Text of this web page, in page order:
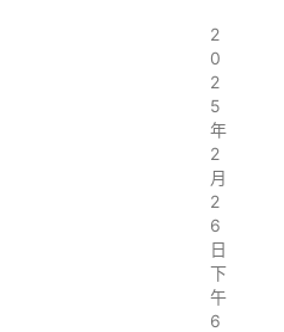
2
0
2
5
年
2
月
2
6
日
下
午
6